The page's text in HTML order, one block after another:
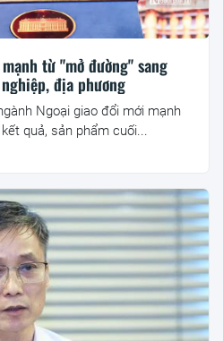
từ "mở đường" sang
địa phương
Ngoại giao đổi mới mạnh
quả, sản phẩm cuối...